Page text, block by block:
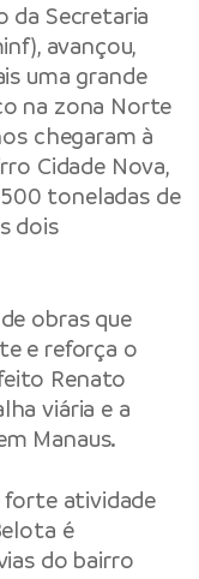
da Secretaria
avançou,
uma grande
na zona Norte
chegaram à
Cidade Nova,
toneladas de
dois
obras que
e reforça o
Renato
viária e a
Manaus.
forte atividade
é
do bairro